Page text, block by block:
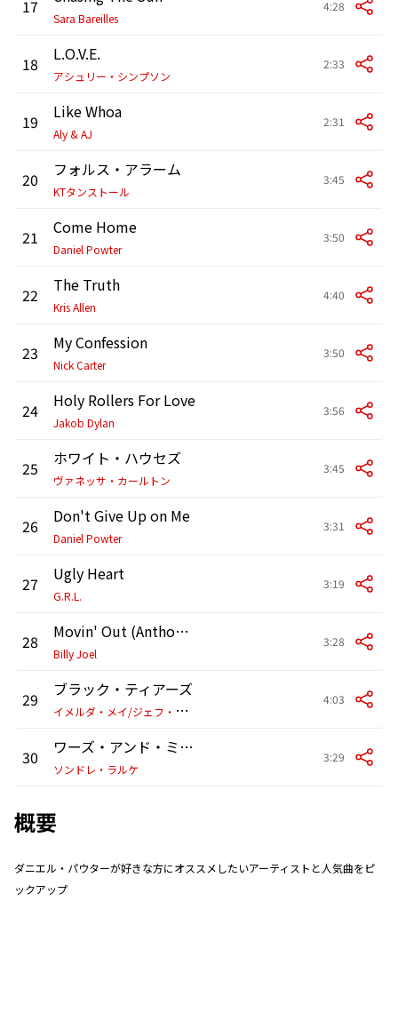
17
Sara Bareilles
4:28
18 L.O.V.E.
アシュリー・シンプソン
2:33
19 Like Whoa
Aly & AJ
2:31
20 フォルス・アラーム
KTタンストール
3:45
21 Come Home
Daniel Powter
3:50
22 The Truth
Kris Allen
4:40
23 My Confession
Nick Carter
3:50
24 Holy Rollers For Love
Jakob Dylan
3:56
25 ホワイト・ハウセズ
ヴァネッサ・カールトン
3:45
26 Don't Give Up on Me
Daniel Powter
3:31
27 Ugly Heart
G.R.L.
3:19
28 Movin' Out (Anthony's Song)
Billy Joel
3:28
29
ブラック・ティアーズ
イ
メルダ・メイ/ジェフ・ベック
4:03
30 ワーズ・アンド・ミュージック
ソンドレ・ラルケ
3:29
概要
ダニエル・パウターが好きな方にオススメしたいアーティストと人気曲をピ
ックアップ